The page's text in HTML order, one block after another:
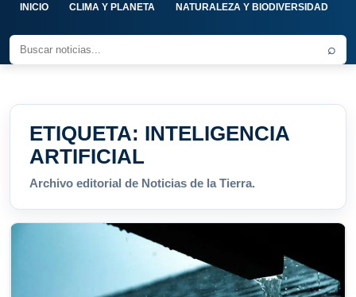
INICIO CLIMA Y PLANETA NATURALEZA Y BIODIVERSIDAD
⌕
ETIQUETA: INTELIGENCIA
ARTIFICIAL
Archivo editorial de Noticias de la Tierra.